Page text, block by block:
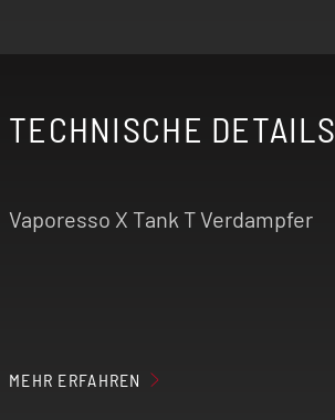
TECHNISCHE DETAILS
Vaporesso X Tank T Verdampfer
MEHR ERFAHREN